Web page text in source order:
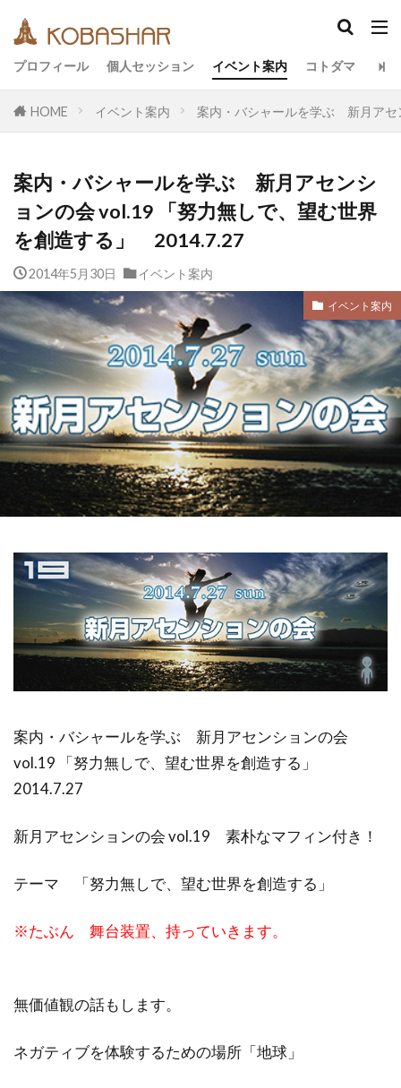
プロフィール 個人セッション イベント案内 コトダマ
HOME イベント案内 案内・バシャールを学ぶ 新月ア
案内・バシャールを学ぶ 新月アセンシ
ョンの会 vol.19 「努力無しで、望む世界
を創造する」 2014.7.27
2014年5月30日 イベント案内
イベント案内
案内・バシャールを学ぶ 新月アセンションの会
vol.19 「努力無しで、望む世界を創造する」
2014.7.27
新月アセンションの会 vol.19 素朴なマフィン付き！
テーマ 「努力無しで、望む世界を創造する」
※たぶん 舞台装置、持っていきます。
無価値観の話もします。
ネガティブを体験するための場所「地球」
カテゴリー
アーティスト
イベント
イヤシロチ
エコ
オフグリッド
キールタン
デトックス
バシャール・宇宙の法則
メッセージ
ヨガ
ヴィーガン
健康
合宿
名古屋
地底人 子供 宇宙人
岐阜
引き寄せの法則
愛 断食 旅
沖縄
満月
石川県 祓い 覚醒の学校
農業
金沢市
鎮魂 非二元
検索